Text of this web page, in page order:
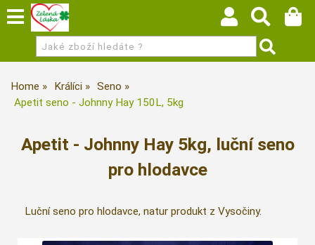
Home Králíci
Seno
Apetit seno - Johnny Hay 150L, 5kg
Apetit - Johnny Hay 5kg, luční seno
pro hlodavce
Luční seno pro hlodavce, natur produkt z Vysočiny.